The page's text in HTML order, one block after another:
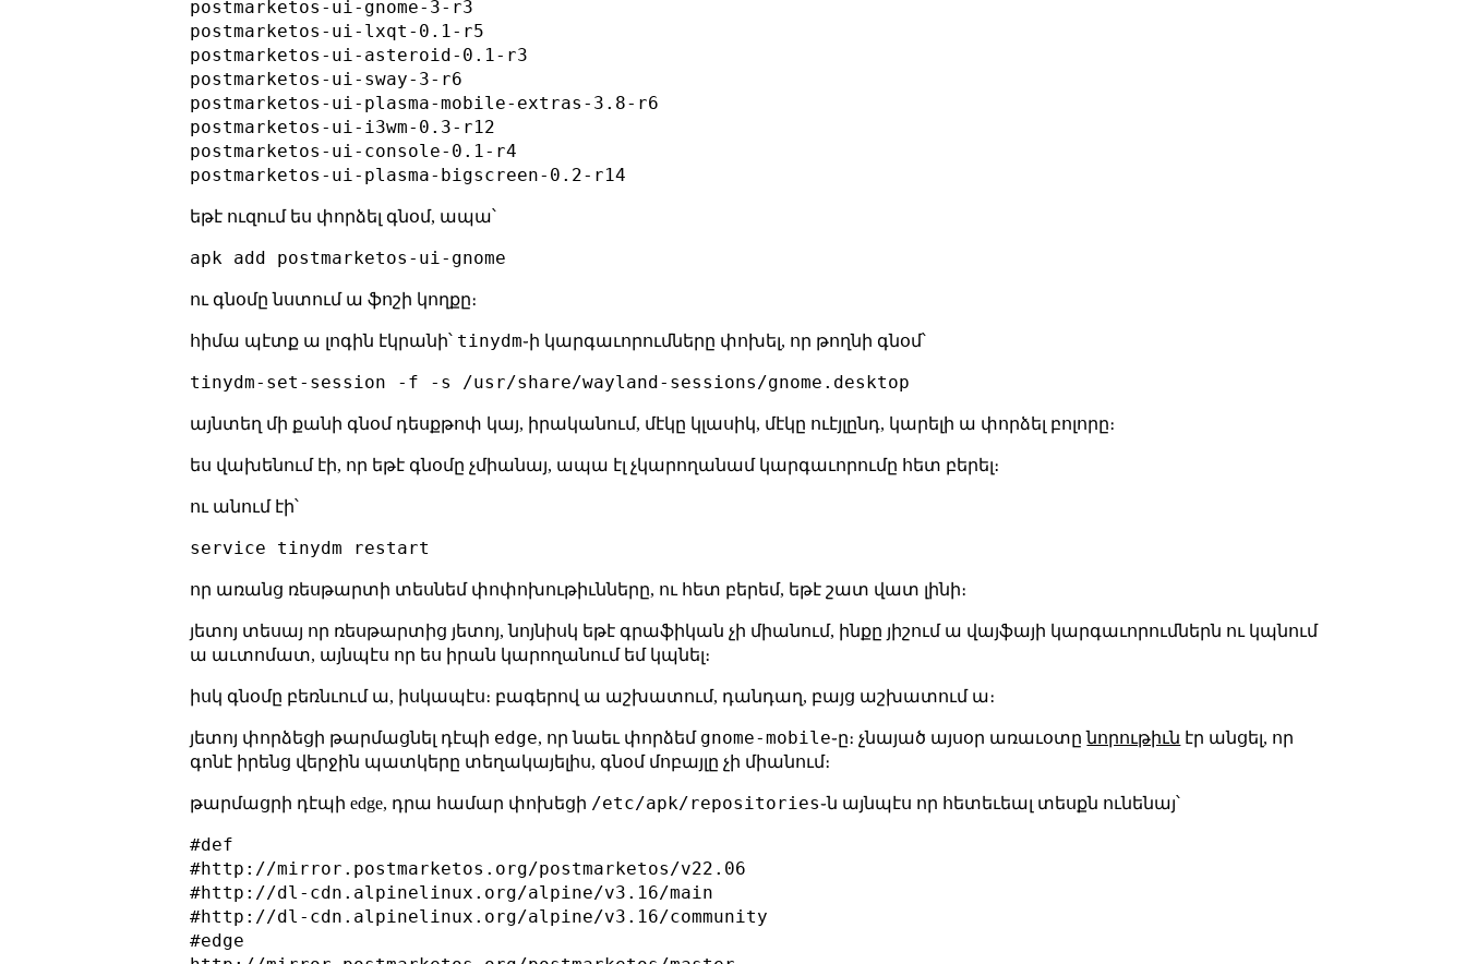
postmarketos-ui-gnome-3-r3
postmarketos-ui-lxqt-0.1-r5
postmarketos-ui-asteroid-0.1-r3
postmarketos-ui-sway-3-r6
postmarketos-ui-plasma-mobile-extras-3.8-r6
postmarketos-ui-i3wm-0.3-r12
postmarketos-ui-console-0.1-r4
եթէ ուզում ես փորձել գնօմ, ապա՝
apk add postmarketos-ui-gnome
ու գնօմը նստում ա ֆոշի կողքը։
հիմա պէտք ա լոգին էկրանի՝ tinydm֊ի կարգաւորումները փոխել, որ թողնի գնօմ՝
tinydm-set-session -f -s /usr/share/wayland-sessions/gnome.desktop
այնտեղ մի քանի գնօմ դեսքթոփ կայ, իրականում, մէկը կլասիկ, մէկը ուէյլընդ, կարելի ա փորձել բոլորը։
ես վախենում էի, որ եթէ գնօմը չմիանայ, ապա էլ չկարողանամ կարգաւորումը հետ բերել։
ու անում էի՝
service tinydm restart
որ առանց ռեսթարտի տեսնեմ փոփոխութիւնները, ու հետ բերեմ, եթէ շատ վատ լինի։
յետոյ տեսայ որ ռեսթարտից յետոյ, նոյնիսկ եթէ գրաֆիկան չի միանում, ինքը յիշում ա վայֆայի կարգաւորումներն ու կպնում
ա աւտոմատ, այնպէս որ ես իրան կարողանում եմ կպնել։
իսկ գնօմը բեռնւում ա, իսկապէս։ բագերով ա աշխատում, դանդաղ, բայց աշխատում ա։
յետոյ փորձեցի թարմացնել դէպի edge, որ նաեւ փորձեմ gnome-mobile֊ը։ չնայած այսօր առաւօտընորութիւն էր անցել, որ
գոնէ իրենց վերջին պատկերը տեղակայելիս, գնօմ մոբայլը չի միանում։
թարմացրի դէպի edge, դրա համար փոխեցի /etc/apk/repositories֊ն այնպէս որ հետեւեալ տեսքն ունենայ՝
#def
#http://mirror.postmarketos.org/postmarketos/v22.06
#http://dl-cdn.alpinelinux.org/alpine/v3.16/main
#http://dl-cdn.alpinelinux.org/alpine/v3.16/community
#edge